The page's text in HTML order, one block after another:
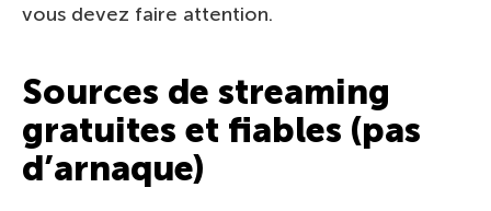
vous devez faire attention.
Sources de streaming
gratuites et fiables (pas
d’arnaque)